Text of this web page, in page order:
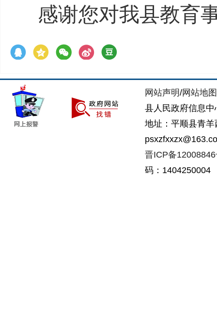
感谢您对我县教育
网站声明/网站地图
县人民政府信息中
地址：平顺县青
晋ICP备
码：1404250004